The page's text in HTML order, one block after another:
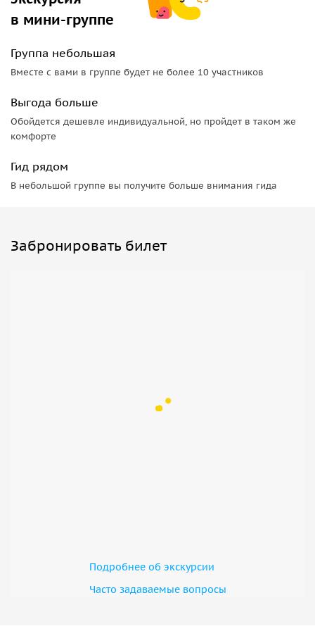
природным минералам он имеет множество
преимуществ, особенно для кожи.
Продолжите расслабляющий аромамассаж в медленном
темпе и мягкими движениями, обеспечивающими
освежающая маска для лица и проводится массаж лица.
Побалуйте себя массажем ног с ароматным маслом
красных бутонов.
Перекусите тарелкой свеженарезанных фруктов,
специально приготовленных для вас. Расслабьтесь с
в мини-группе
Группа небольшая
Вместе с вами в группе будет не более 10 участников
Выгода больше
Обойдется дешевле индивидуальной, но пройдет в таком же
комфорте
Гид рядом
В небольшой группе вы получите больше внимания гида
Забронировать билет
Подробнее об экскурсии
Часто задаваемые вопросы